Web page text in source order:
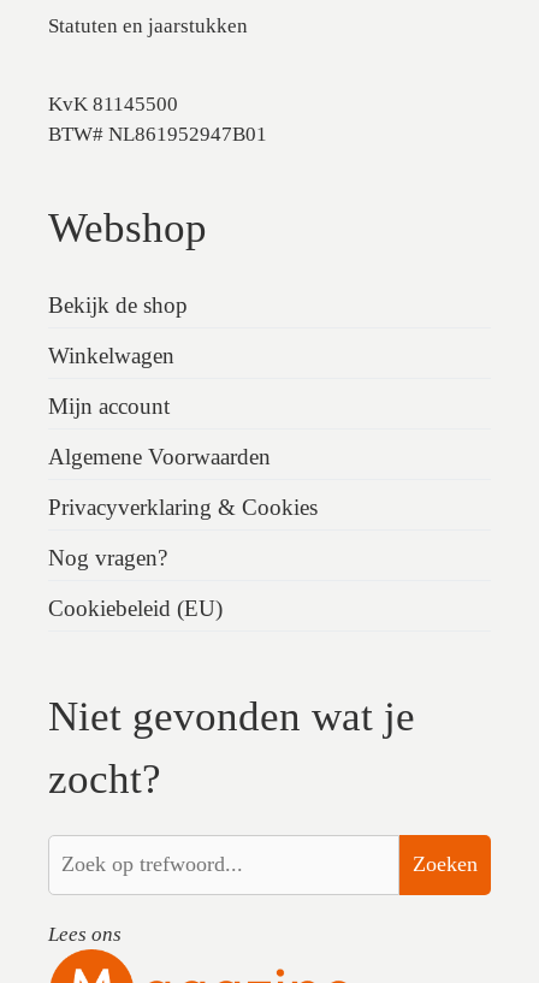
Statuten en jaarstukken
KvK 81145500
BTW# NL861952947B01
Webshop
Bekijk de shop
Winkelwagen
Mijn account
Algemene Voorwaarden
Privacyverklaring & Cookies
Nog vragen?
Cookiebeleid (EU)
Niet gevonden wat je
zocht?
Zoeken
Lees ons